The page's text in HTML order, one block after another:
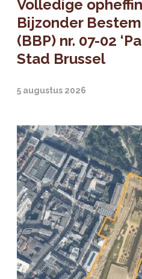
Volledige
Bijzonder
(BBP) nr. 07-02
Stad Brussel
5 augustus 2026